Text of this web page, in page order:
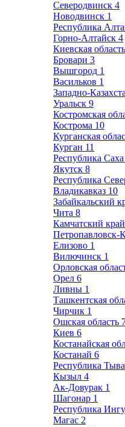
Северодвинск 4
Новодвинск 1
Республика
Горно-Алтайск 4
Киевская область
Бровари 3
Вышгород 1
Васильков 1
Западно-
Уральск 9
Костромская
Кострома 10
Курганская
Курган 11
Республика
Якутск 8
Республика
Владикавказ 10
Забайкальский
Чита 8
Камчатский край
Петропавловск-
Елизово 1
Вилючинск 1
Орловская
Орел 6
Ливны 1
Ташкентская
Чирчик 1
Ошская область
Киев 6
Костанайская
Костанай 6
Республика Тыва
Кызыл 4
Ак-Довурак 1
Шагонар 1
Республика
Магас 2